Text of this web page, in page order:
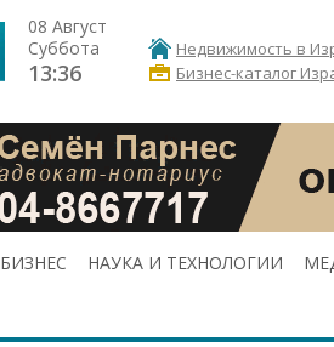
08 Август
Суббота
13:36
Недвижимость в
Бизнес-каталог
БИЗНЕС НАУКА И ТЕХНОЛОГИИ